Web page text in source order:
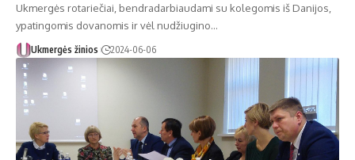
Ukmergės rotariečiai, bendradarbiaudami su kolegomis iš Danijos,
ypatingomis dovanomis ir vėl nudžiugino…
Ukmergės žinios 2024-06-06